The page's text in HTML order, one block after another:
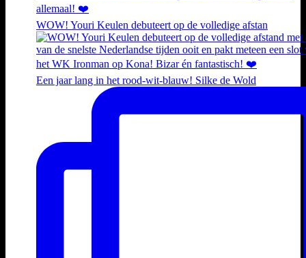
WOW! Youri Keulen debuteert op de volledige afstan
Een jaar lang in het rood-wit-blauw! Silke de Wold